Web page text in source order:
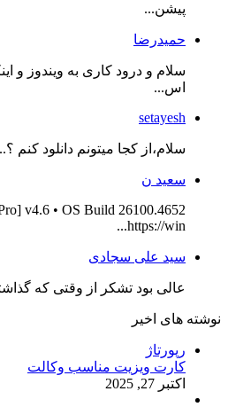
پیشن...
حمیدرضا
سلام و درود کاری به ویندوز و
اس...
setayesh
سلام،از کجا میتونم دانلود کنم
سعید ن
v4.6 • OS Build 26100.4652
https://win...
سید علی سجادی
عالی بود تشکر از وقتی که
نوشته های اخیر
رپورتاژ
کارت ویزیت مناسب وکالت
اکتبر 27, 2025